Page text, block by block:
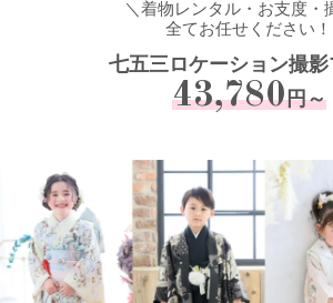
＼着物レンタル・お支度・
全てお任せください！
七五三ロケーション撮影
43,780円～